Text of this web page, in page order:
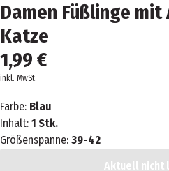
Damen Füßlinge mit
Katze
1,99 €
inkl. MwSt.
Farbe: Blau
Inhalt: 1 Stk.
Größenspanne: 39-42
Aktuell nicht